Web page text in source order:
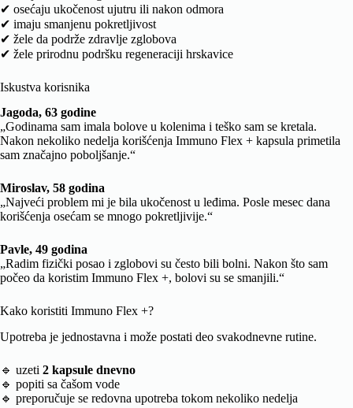
✔ osećaju ukočenost ujutru ili nakon odmora
✔ imaju smanjenu pokretljivost
✔ žele da podrže zdravlje zglobova
✔ žele prirodnu podršku regeneraciji hrskavice
Iskustva korisnika
Jagoda, 63 godine
„Godinama sam imala bolove u kolenima i teško sam se kretala.
Nakon nekoliko nedelja korišćenja Immuno Flex + kapsula primetila
sam značajno poboljšanje.“
Miroslav, 58 godina
„Najveći problem mi je bila ukočenost u leđima. Posle mesec dana
korišćenja osećam se mnogo pokretljivije.“
Pavle, 49 godina
„Radim fizički posao i zglobovi su često bili bolni. Nakon što sam
počeo da koristim Immuno Flex +, bolovi su se smanjili.“
Kako koristiti Immuno Flex +?
Upotreba je jednostavna i može postati deo svakodnevne rutine.
🔹 uzeti 2 kapsule dnevno
🔹 popiti sa čašom vode
🔹 preporučuje se redovna upotreba tokom nekoliko nedelja